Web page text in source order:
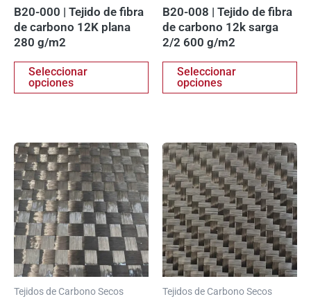
B20-000 | Tejido de fibra
de carbono 12K plana
280 g/m2
Seleccionar
opciones
página
producto
B20-008 | Tejido de fibra
de carbono 12k sarga
2/2 600 g/m2
Seleccionar
opciones
Tejidos de Carbono Secos
Este
producto
tiene
múltiples
variantes.
Las
opciones
se
pueden
elegir
Tejidos de Carbono Secos
se